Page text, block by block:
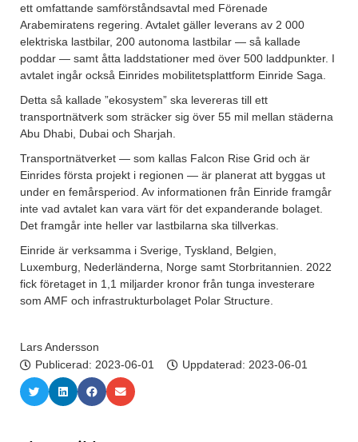
ett omfattande samförståndsavtal med Förenade
Arabemiratens regering. Avtalet gäller leverans av 2 000
elektriska lastbilar, 200 autonoma lastbilar — så kallade
poddar — samt åtta laddstationer med över 500 laddpunkter. I
avtalet ingår också Einrides mobilitetsplattform Einride Saga.
Detta så kallade ”ekosystem” ska levereras till ett
transportnätverk som sträcker sig över 55 mil mellan städerna
Abu Dhabi, Dubai och Sharjah.
Transportnätverket — som kallas Falcon Rise Grid och är
Einrides första projekt i regionen — är planerat att byggas ut
under en femårsperiod. Av informationen från Einride framgår
inte vad avtalet kan vara värt för det expanderande bolaget.
Det framgår inte heller var lastbilarna ska tillverkas.
Einride är verksamma i Sverige, Tyskland, Belgien,
Luxemburg, Nederländerna, Norge samt Storbritannien. 2022
fick företaget in 1,1 miljarder kronor från tunga investerare
som AMF och infrastrukturbolaget Polar Structure.
Lars Andersson
Publicerad: 2023-06-01 Uppdaterad: 2023-06-01